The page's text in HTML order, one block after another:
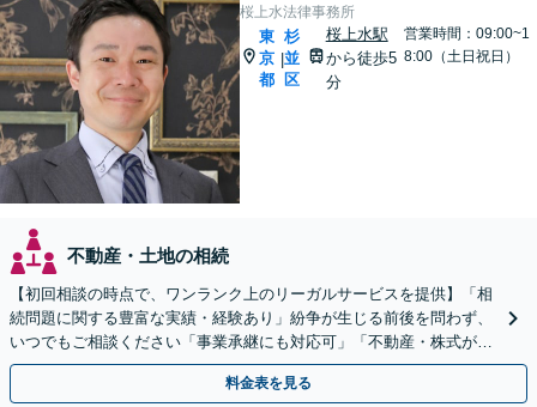
桜上水法律事務所
東
京
都
|
杉
並
区
桜上水駅
から徒歩5
分
営業時間：09:00~1
8:00（土日祝日）
不動産・土地の相続
【初回相談の時点で、ワンランク上のリーガルサービスを提供】「相
続問題に関する豊富な実績・経験あり」紛争が生じる前後を問わず、
いつでもご相談ください「事業承継にも対応可」「不動産・株式が絡
んだ複雑な遺産分割にも詳しい」【休日・夜間相談可】
料金表を見る